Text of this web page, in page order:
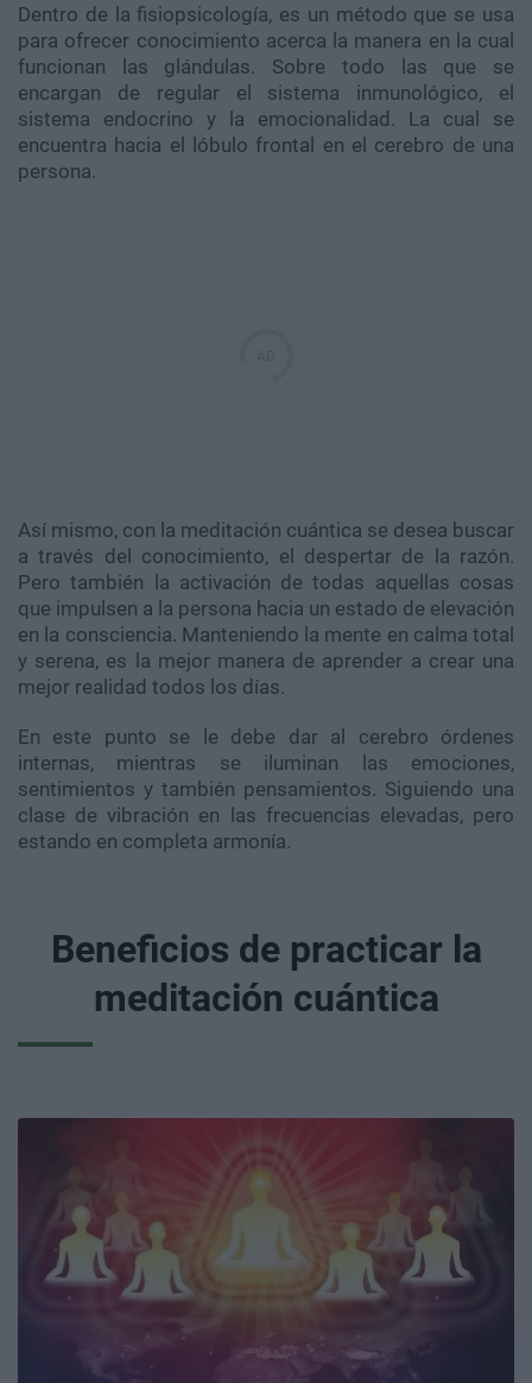
Dentro de la fisiopsicología, es un método que se usa
para ofrecer conocimiento acerca la manera en la cual
funcionan las glándulas. Sobre todo las que se
encargan de regular el sistema inmunológico, el
sistema endocrino y la emocionalidad. La cual se
encuentra hacia el lóbulo frontal en el cerebro de una
persona.
Así mismo, con la meditación cuántica se desea buscar
a través del conocimiento, el despertar de la razón.
Pero también la activación de todas aquellas cosas
que impulsen a la persona hacia un estado de elevación
en la consciencia. Manteniendo la mente en calma total
y serena, es la mejor manera de aprender a crear una
mejor realidad todos los días.
En este punto se le debe dar al cerebro órdenes
internas, mientras se iluminan las emociones,
sentimientos y también pensamientos. Siguiendo una
clase de vibración en las frecuencias elevadas, pero
estando en completa armonía.
Beneficios de practicar la
meditación cuántica